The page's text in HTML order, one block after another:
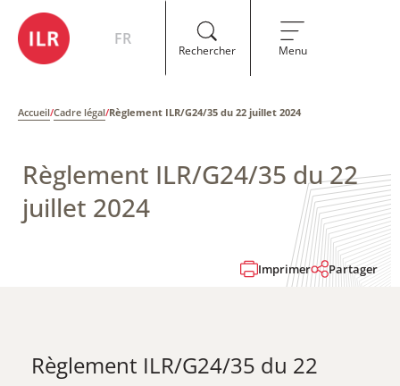
FR
Rechercher Menu
Accueil/Cadre légal/Règlement ILR/G24/35 du 22 juillet 2024
Règlement ILR/G24/35 du 22
juillet 2024
Imprimer Partager
Règlement ILR/G24/35 du 22